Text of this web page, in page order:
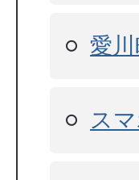
愛
ス